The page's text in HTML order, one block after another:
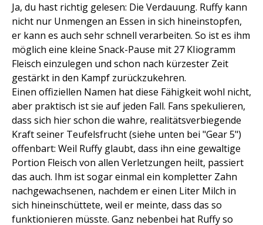
Ja, du hast richtig gelesen: Die Verdauung. Ruffy kann
nicht nur Unmengen an Essen in sich hineinstopfen,
er kann es auch sehr schnell verarbeiten. So ist es ihm
möglich eine kleine Snack-Pause mit 27 KIiogramm
Fleisch einzulegen und schon nach kürzester Zeit
gestärkt in den Kampf zurückzukehren.
Einen offiziellen Namen hat diese Fähigkeit wohl nicht,
aber praktisch ist sie auf jeden Fall. Fans spekulieren,
dass sich hier schon die wahre, realitätsverbiegende
Kraft seiner Teufelsfrucht (siehe unten bei "Gear 5")
offenbart: Weil Ruffy glaubt, dass ihn eine gewaltige
Portion Fleisch von allen Verletzungen heilt, passiert
das auch. Ihm ist sogar einmal ein kompletter Zahn
nachgewachsenen, nachdem er einen Liter Milch in
sich hineinschüttete, weil er meinte, dass das so
funktionieren müsste. Ganz nebenbei hat Ruffy so